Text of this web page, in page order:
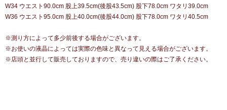
W34 ウエスト90.0cm 股上39.5cm(後股43.5cm) 股下78.0cm ワタリ39.0cm
W36 ウエスト95.0cm 股上40.0cm(後股44.0cm) 股下78.0cm ワタリ40.5cm
※測り方によって多少前後する場合がございます。
※お使いの液晶によっては実際の色味と異なって見える場合がございます。
※店頭と並行して販売しておりますので、売り違いの際はご了承ください。